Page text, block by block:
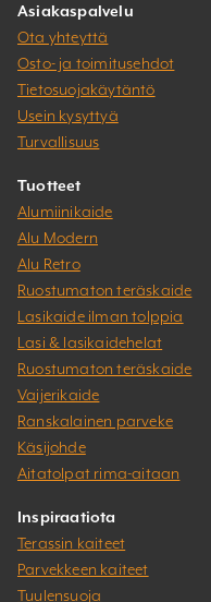
Asiakaspalvelu
Ota yhteyttä
Osto- ja toimitusehdot
Tietosuojakäytäntö
Usein kysyttyä
Turvallisuus
Tuotteet
Alumiinikaide
Alu Modern
Alu Retro
Ruostumaton teräskaide
Lasikaide ilman tolppia
Lasi & lasikaidehelat
Ruostumaton teräskaide
Vaijerikaide
Ranskalainen parveke
Käsijohde
Aitatolpat rima-aitaan
Inspiraatiota
Terassin kaiteet
Parvekkeen kaiteet
Tuulensuoja